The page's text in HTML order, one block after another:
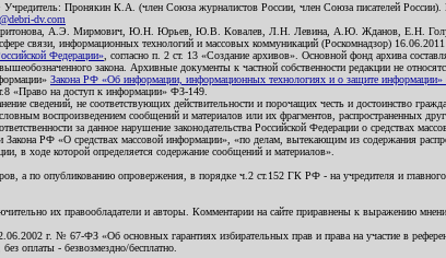
Пронякин К.А. (член Союза журналистов России, член Союза писателей
dv.com
Харитонова, А.Э. Мирмович, Ю.Н. Юрьев, Ю.В. Ковалев, Л.Н. Левина, А.Ю. Жданов, Е.Н.
связи, информационных технологий и массовых коммуникаций (Роскомнадзор)
Федерации» , согласно п. 2 ст. 13 «Создание архивов». Основной фонд архива
закона. Архивные документы к частной собственности редакции не
Закона РФ «Об информации, информационных технологиях и о защите
«Право на доступ к информации» ФЗ-149.
сведений, не соответствующих действительности и порочащих честь и достоинство
воспроизведением сообщений и материалов или их фрагментов, распространенных
за данное нарушение законодательства Российской Федерации о средствах
РФ «О средствах массовой информации», «по делам, вытекающим из содержания
в ходе которой определяется содержание сообщений и материалов».
по опубликованию опровержения, в порядке ч.2 ст.152 ГК РФ - на учредителя и главного
их правообладатели и авторы. Комментарии на сайте приравнены к выражению
г. № 67-ФЗ «Об основных гарантиях избирательных прав и права на участие в
оплаты - безвозмездно/бесплатно.